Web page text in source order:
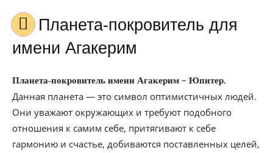
Планета-покровитель для
имени Агакерим
Планета-покровитель имени Агакерим – Юпитер.
Данная планета — это символ оптимистичных людей.
Они уважают окружающих и требуют подобного
отношения к самим себе, притягивают к себе
гармонию и счастье, добиваются поставленных целей,